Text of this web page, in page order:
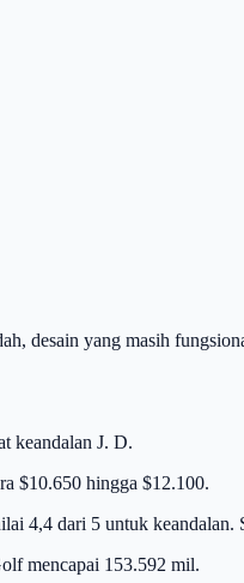
desain yang masih
keandalan J. D.
$10.650 hingga $12.100.
4,4 dari 5 untuk keandalan.
mencapai 153.592 mil.